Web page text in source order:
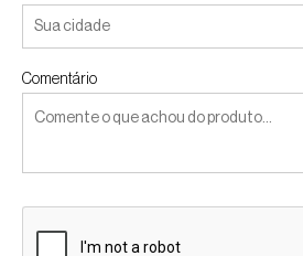
Comentário